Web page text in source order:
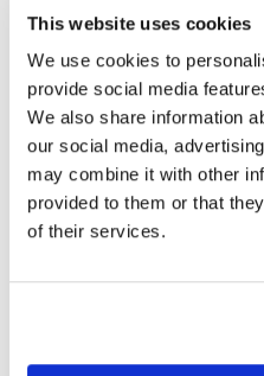
This website uses cookies
We use cookies to
provide social media
We also share information
our social media,
may combine it with other
provided to them or that
of their services.
Cosa ti piace leggere?
Articoli dedicati alla
Articoli dedicati a
Articoli con tips e new
Articoli divertenti su film
In quanto di età superiore ai
al trattamento dei miei dati